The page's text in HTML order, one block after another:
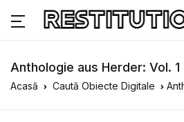
Anthologie aus Herder: Vol. 1
Acasă Caută Obiecte Digitale